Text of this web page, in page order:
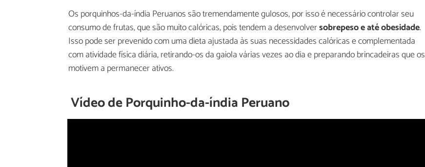
Os porquinhos-da-índia Peruanos são tremendamente gulosos, por isso é necessário controlar seu
consumo de frutas, que são muito calóricas, pois tendem a desenvolversobrepeso e até obesidade.
Isso pode ser prevenido com uma dieta ajustada às suas necessidades calóricas e complementada
com atividade física diária, retirando-os da gaiola várias vezes ao dia e preparando brincadeiras que os
motivem a permanecer ativos.
Vídeo de Porquinho-da-índia Peruano